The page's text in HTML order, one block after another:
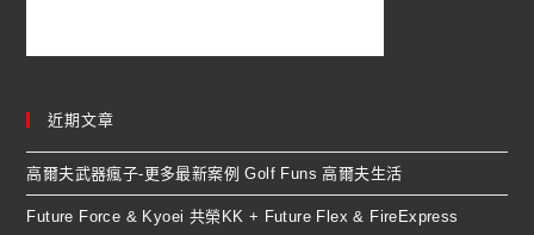
近期文章
高爾夫武器瘋子-更多最新案例 Golf Funs 高爾夫生活
Future Force & Kyoei 共榮KK + Future Flex & FireExpress